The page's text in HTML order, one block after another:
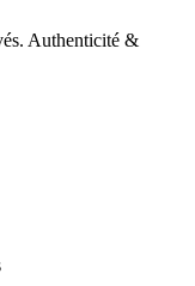
Authenticité &